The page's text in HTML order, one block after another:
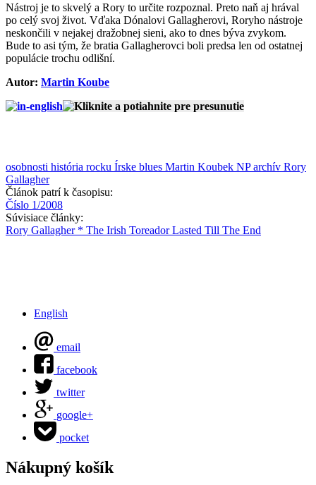
Nástroj je to skvelý a Rory to určite rozpoznal. Preto naň aj hrával
po celý svoj život. Vďaka Dónalovi Gallagherovi, Roryho nástroje
neskončili v nejakej dražobnej sieni, ako to dnes býva zvykom.
Bude to asi tým, že bratia Gallagherovci boli predsa len od ostatnej
populácie trochu odlišní.
Autor: Martin Koube
osobnosti história rocku Írske blues Martin Koubek NP archív Rory
Gallagher
Článok patrí k časopisu:
Číslo 1/2008
Súvisiace články:
Rory Gallagher * The Irish Toreador Lasted Till The End
English
email
facebook
twitter
google+
pocket
Nákupný košík